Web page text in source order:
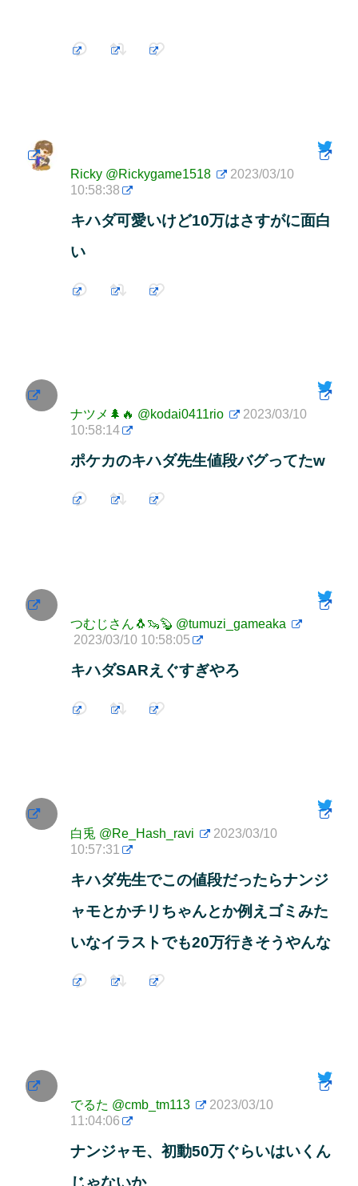
Ricky @Rickygame1518
2023/03/10
10:58:38
キハダ可愛いけど10万はさすがに面白
い
ナツメ🌲🔥 @kodai0411rio
2023/03/10
10:58:14
ポケカのキハダ先生値段バグってたw
つむじさん🐧🦦🦫 @tumuzi_gameaka
2023/03/10 10:58:05
キハダSARえぐすぎやろ
白兎 @Re_Hash_ravi
2023/03/10
10:57:31
キハダ先生でこの値段だったらナンジ
ャモとかチリちゃんとか例えゴミみた
いなイラストでも20万行きそうやんな
でるた @cmb_tm113
2023/03/10
11:04:06
ナンジャモ、初動50万ぐらいはいくん
じゃないか